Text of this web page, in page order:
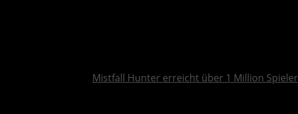
Mistfall Hunter erreicht über 1 Million Spieler